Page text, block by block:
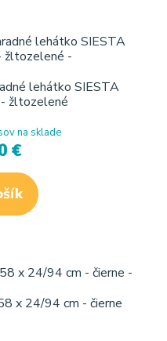
lehátko SIESTA
žltozelené
na sklade
€
x 24/94 cm - čierne